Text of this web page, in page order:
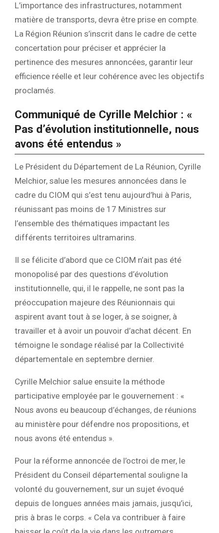
L’importance des infrastructures, notamment
matière de transports, devra être prise en compte.
La Région Réunion s’inscrit dans le cadre de cette
concertation pour préciser et apprécier la
pertinence des mesures annoncées, garantir leur
efficience réelle et leur cohérence avec les objectifs
proclamés.
Communiqué de Cyrille Melchior : «
Pas d’évolution institutionnelle, nous
avons été entendus »
Le Président du Département de La Réunion, Cyrille
Melchior, salue les mesures annoncées dans le
cadre du CIOM qui s’est tenu aujourd’hui à Paris,
réunissant pas moins de 17 Ministres sur
l’ensemble des thématiques impactant les
différents territoires ultramarins.
Il se félicite d’abord que ce CIOM n’ait pas été
monopolisé par des questions d’évolution
institutionnelle, qui, il le rappelle, ne sont pas la
préoccupation majeure des Réunionnais qui
aspirent avant tout à se loger, à se soigner, à
travailler et à avoir un pouvoir d’achat décent. En
témoigne le sondage réalisé par la Collectivité
départementale en septembre dernier.
Cyrille Melchior salue ensuite la méthode
participative employée par le gouvernement : «
Nous avons eu beaucoup d’échanges, de réunions
au ministère pour défendre nos propositions, et
nous avons été entendus ».
Pour la réforme annoncée de l’octroi de mer, le
Président du Conseil départemental souligne la
volonté du gouvernement, sur un sujet évoqué
depuis de longues années mais jamais, jusqu’ici,
pris à bras le corps. « Cela va contribuer à faire